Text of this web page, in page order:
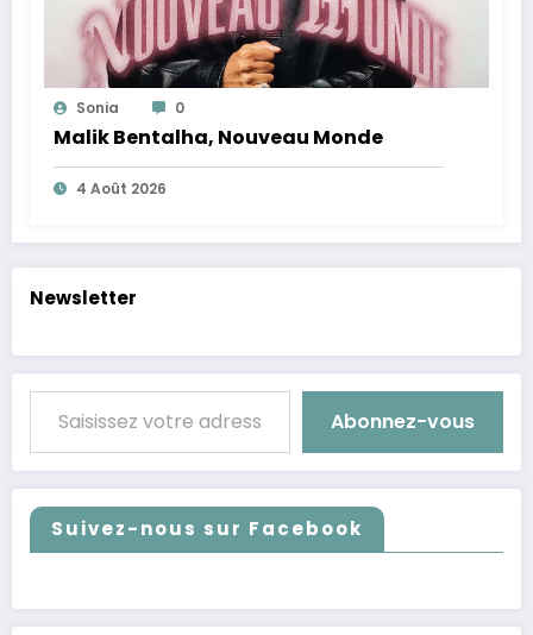
Sonia 0
Malik Bentalha, Nouveau Monde
4 Août 2026
Newsletter
Saisissez votre adresse e-mail…
Abonnez-vous
Suivez-nous sur Facebook